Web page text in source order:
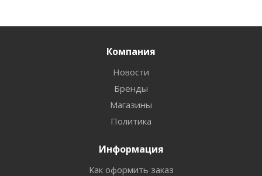
Компания
Новости
Бренды
Магазины
Политика
Информация
Как оформить заказ